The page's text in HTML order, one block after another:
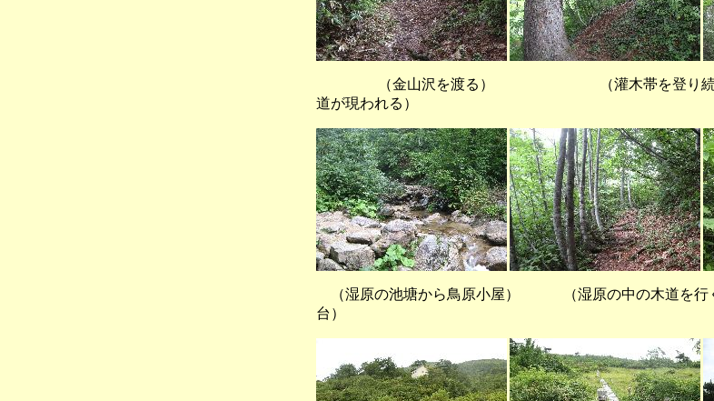
（金山沢を渡る） （灌木帯を登り続
道が現われる）
（湿原の池塘から鳥原小屋） （湿原の中の木
台）